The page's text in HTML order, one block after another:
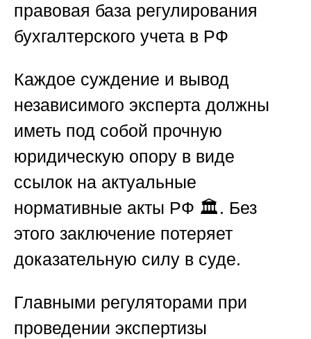
правовая база регулирования
бухгалтерского учета в РФ
Каждое суждение и вывод
независимого эксперта должны
иметь под собой прочную
юридическую опору в виде
ссылок на актуальные
нормативные акты РФ 🏛️. Без
этого заключение потеряет
доказательную силу в суде.
Главными регуляторами при
проведении экспертизы